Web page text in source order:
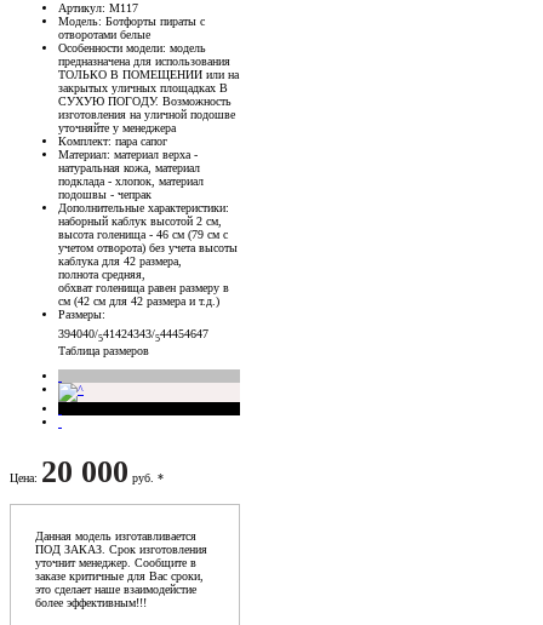
Артикул: М117
Модель: Ботфорты пираты с
отворотами белые
Особенности модели: модель
предназначена для использования
ТОЛЬКО В ПОМЕЩЕНИИ или на
закрытых уличных площадках В
СУХУЮ ПОГОДУ. Возможность
изготовления на уличной подошве
уточняйте у менеджера
Комплект: пара сапог
Материал: материал верха -
натуральная кожа, материал
подклада - хлопок, материал
подошвы - чепрак
Дополнительные характеристики:
наборный каблук высотой 2 см,
высота голенища - 46 см (79 см с
учетом отворота) без учета высоты
каблука для 42 размера,
полнота средняя,
обхват голенища равен размеру в
см (42 см для 42 размера и т.д.)
Размеры:
394040/541424343/544454647
Таблица размеров
Цена: 20 000 руб. *
Данная модель изготавливается
ПОД ЗАКАЗ. Срок изготовления
уточнит менеджер. Сообщите в
заказе критичные для Вас сроки,
это сделает наше взаимодейстие
более эффективным!!!